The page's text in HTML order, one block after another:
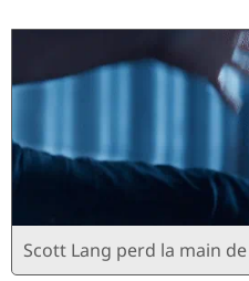
Scott Lang perd la main de